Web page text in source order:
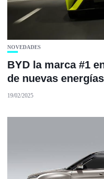
NOVEDADES
BYD la marca #1
de nuevas energías
19/02/2025